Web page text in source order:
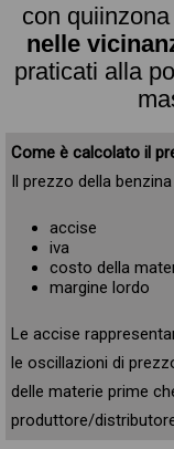
con
nelle
praticati alla
Come è calcolato il
Il prezzo della
accise
iva
costo della
margine lordo
Le accise
le oscillazioni di
delle materie prime
produttore/